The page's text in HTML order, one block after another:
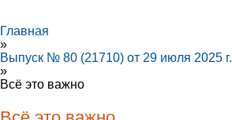
Главная
»
Выпуск № 80 (21710) от 29 июля 2025 г.
»
Всё это важно